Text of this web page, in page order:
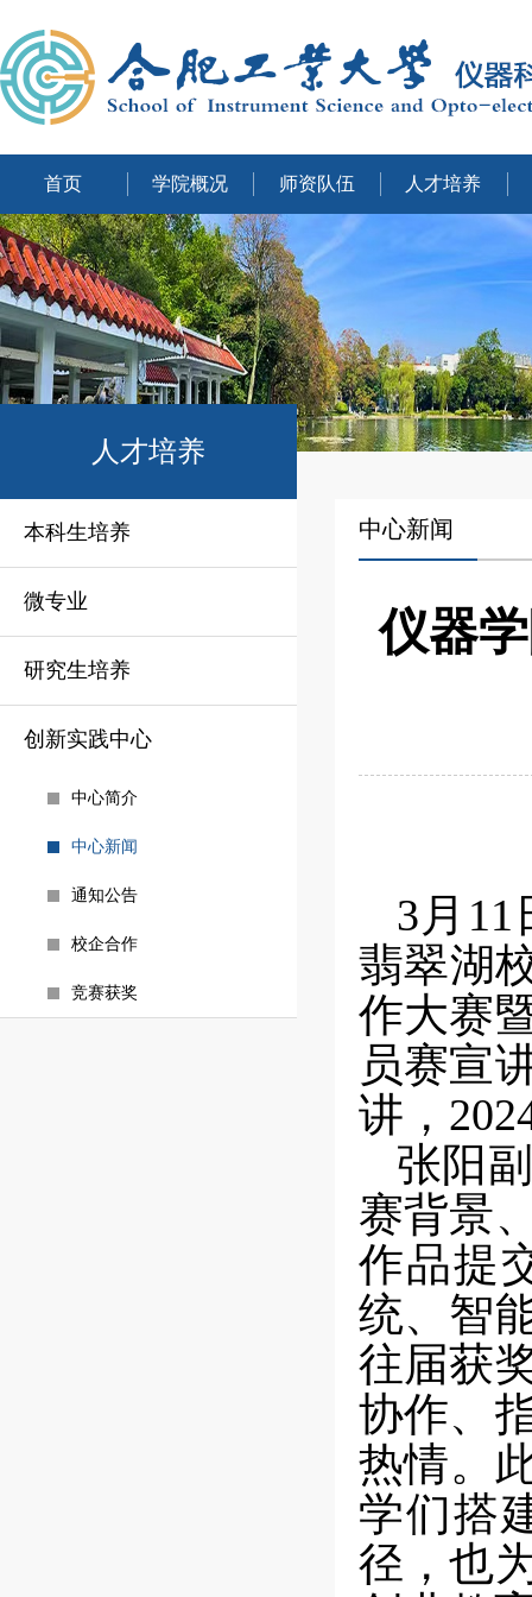
首页 学院概况 师资队伍 人才培养
人才培养
本科生培养
微专业
研究生培养
创新实践中心
中心简介
中心新闻
通知公告
校企合作
竞赛获奖
中心新闻
仪器
3 月 11
翡翠湖
作大赛
员赛宣
讲，
张阳
赛背景
作品提
统、智
往届获
协作、
热情。
学们搭
径，也